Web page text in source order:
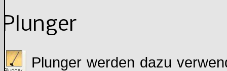
Plunger
Plunger werden dazu